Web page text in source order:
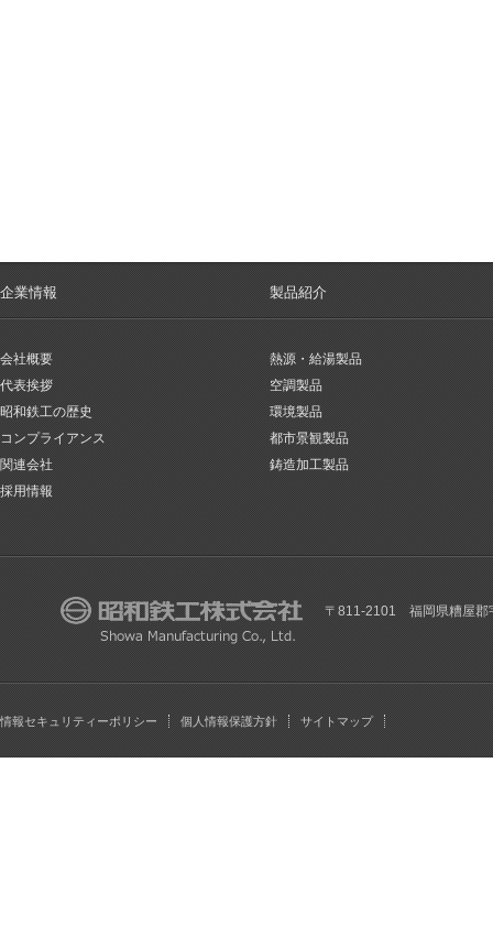
企業情報
会社概要
代表挨拶
昭和鉄工の歴史
コンプライアンス
関連会社
採用情報
製品紹介
熱源・給湯製品
空調製品
環境製品
都市景観製品
鋳造加工製品
〒811-2101 福岡県糟屋郡
情報セキュリティーポリシー 個人情報保護方針 サイトマップ